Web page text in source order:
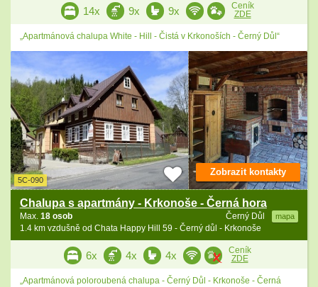
14x 9x 9x
Ceník
ZDE
„Apartmánová chalupa White - Hill - Čistá v Krkonoších - Černý Důl“
5C-090
Chalupa s apartmány - Krkonoše - Černá hora
Černý Důl mapa
Max. 18 osob
1.4 km vzdušně od Chata Happy Hill 59 - Černý důl - Krkonoše
Zobrazit kontakty
6x 4x 4x
Ceník
ZDE
„Apartmánová poloroubená chalupa - Černý Důl - Krkonoše - Černá